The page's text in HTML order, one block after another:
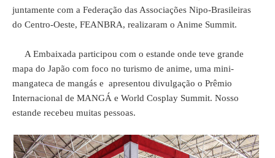
juntamente com a Federação das Associações Nipo-Brasileiras
do Centro-Oeste, FEANBRA, realizaram o Anime Summit.
A Embaixada participou com o estande onde teve grande
mapa do Japão com foco no turismo de anime, uma mini-
mangateca de mangás e apresentou divulgação o Prêmio
Internacional de MANGÁ e World Cosplay Summit. Nosso
estande recebeu muitas pessoas.